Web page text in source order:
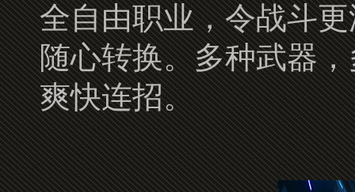
全自由职业，令战斗
随心转换。多种武器
爽快连招。